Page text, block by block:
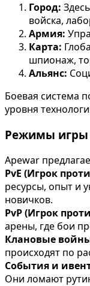
Город:
войска,
Армия:
Карта:
шпионаж,
Альянс:
Боевая система
уровня
Режимы игры
Apewar
PvE (Игрок
ресурсы, опыт и
новичков.
PvP (Игрок
арены, где бои
Клановые
происходят по
События и
Они ломают